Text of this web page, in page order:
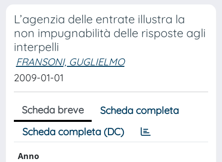
L’agenzia delle entrate illustra la
non impugnabilità delle risposte agli
interpelli
FRANSONI, GUGLIELMO
2009-01-01
Scheda breve
Scheda completa
Scheda completa (DC)
Anno